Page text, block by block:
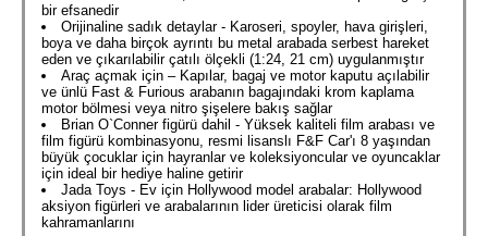
bir efsanedir
Orijinaline sadık detaylar - Karoseri, spoyler, hava girişleri,
boya ve daha birçok ayrıntı bu metal arabada serbest hareket
eden ve çıkarılabilir çatılı ölçekli (1:24, 21 cm) uygulanmıştır
Araç açmak için – Kapılar, bagaj ve motor kaputu açılabilir
ve ünlü Fast & Furious arabanın bagajındaki krom kaplama
motor bölmesi veya nitro şişelere bakış sağlar
Brian O`Conner figürü dahil - Yüksek kaliteli film arabası ve
film figürü kombinasyonu, resmi lisanslı F&F Car'ı 8 yaşından
büyük çocuklar için hayranlar ve koleksiyoncular ve oyuncaklar
için ideal bir hediye haline getirir
Jada Toys - Ev için Hollywood model arabalar: Hollywood
aksiyon figürleri ve arabalarının lider üreticisi olarak film
kahramanlarını